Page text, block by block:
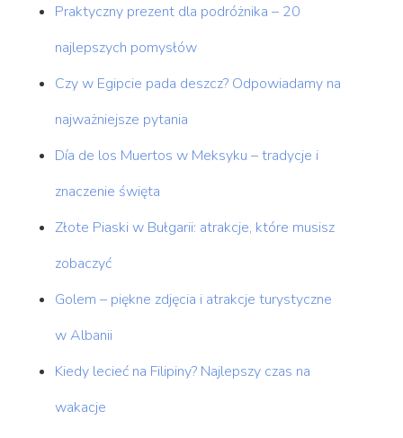
Praktyczny prezent dla podróżnika – 20
najlepszych pomysłów
Czy w Egipcie pada deszcz? Odpowiadamy na
najważniejsze pytania
Día de los Muertos w Meksyku – tradycje i
znaczenie święta
Złote Piaski w Bułgarii: atrakcje, które musisz
zobaczyć
Golem – piękne zdjęcia i atrakcje turystyczne
w Albanii
Kiedy lecieć na Filipiny? Najlepszy czas na
wakacje